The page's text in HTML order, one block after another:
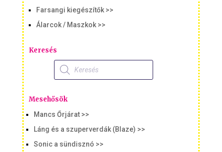
Farsangi kiegészítők >>
Álarcok / Maszkok >>
Keresés
Products
search
Mesehősök
Mancs Őrjárat >>
Láng és a szuperverdák (Blaze) >>
Sonic a sündisznó >>